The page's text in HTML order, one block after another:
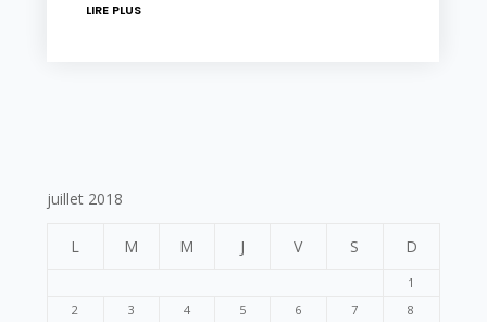
LIRE PLUS
juillet 2018
L M M J V S D
1
2
3 4 5 6 7
8